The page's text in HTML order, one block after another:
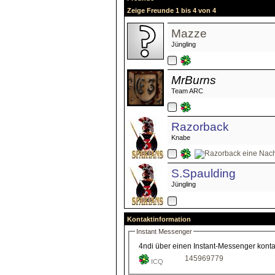
Zeige Freunde 1 bis 4 von 4
Mazze
Jüngling
MrBurns
Team ARC
Razorback
Knabe
S.Spaulding
Jüngling
Kontaktinformation
Instant Messenger
4ndi über einen Instant-Messenger
ICQ 145969779